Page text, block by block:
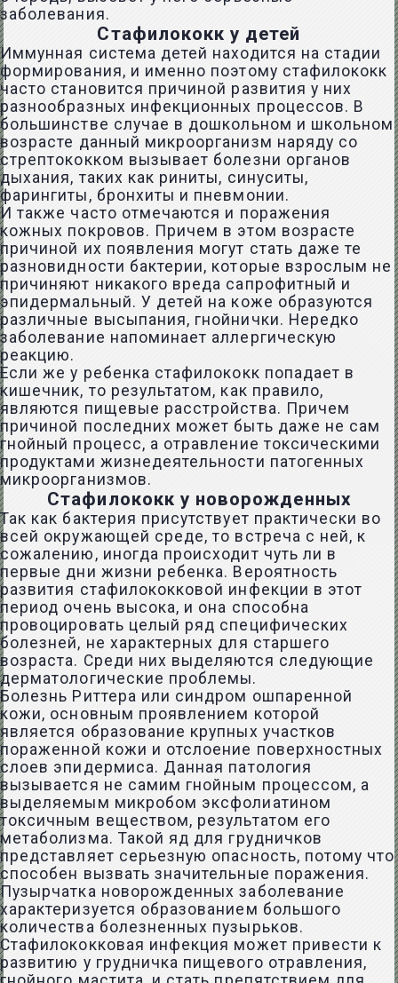
заболевания.
Стафилококк у детей
Иммунная система детей находится на стадии
формирования, и именно поэтому стафилококк
часто становится причиной развития у них
разнообразных инфекционных процессов. В
большинстве случае в дошкольном и школьном
возрасте данный микроорганизм наряду со
стрептококком вызывает болезни органов
дыхания, таких как риниты, синуситы,
фарингиты, бронхиты и пневмонии.
И также часто отмечаются и поражения
кожных покровов. Причем в этом возрасте
причиной их появления могут стать даже те
разновидности бактерии, которые взрослым не
причиняют никакого вреда сапрофитный и
эпидермальный. У детей на коже образуются
различные высыпания, гнойнички. Нередко
заболевание напоминает аллергическую
реакцию.
Если же у ребенка стафилококк попадает в
кишечник, то результатом, как правило,
являются пищевые расстройства. Причем
причиной последних может быть даже не сам
гнойный процесс, а отравление токсическими
продуктами жизнедеятельности патогенных
микроорганизмов.
Стафилококк у новорожденных
Так как бактерия присутствует практически во
всей окружающей среде, то встреча с ней, к
сожалению, иногда происходит чуть ли в
первые дни жизни ребенка. Вероятность
развития стафилококковой инфекции в этот
период очень высока, и она способна
провоцировать целый ряд специфических
болезней, не характерных для старшего
возраста. Среди них выделяются следующие
дерматологические проблемы.
Болезнь Риттера или синдром ошпаренной
кожи, основным проявлением которой
является образование крупных участков
пораженной кожи и отслоение поверхностных
слоев эпидермиса. Данная патология
вызывается не самим гнойным процессом, а
выделяемым микробом эксфолиатином
токсичным веществом, результатом его
метаболизма. Такой яд для грудничков
представляет серьезную опасность, потому что
способен вызвать значительные поражения.
Пузырчатка новорожденных заболевание
характеризуется образованием большого
количества болезненных пузырьков.
Стафилококковая инфекция может привести к
развитию у грудничка пищевого отравления,